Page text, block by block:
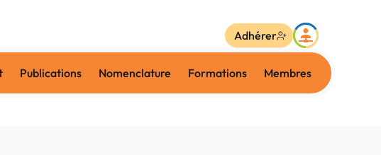
Publications Nomenclature Formations Membres
Adhérer